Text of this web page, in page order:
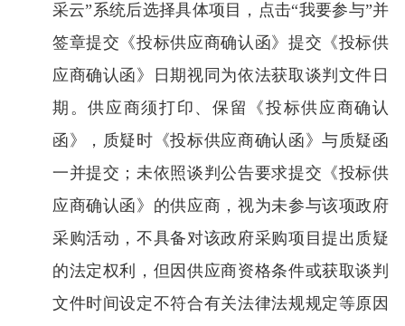
采云”系统后选择具体项目，点击“我要参与”并
签章提交《投标供应商确认函》提交《投标供
应商确认函》日期视同为依法获取谈判文件日
期。供应商须打印、保留《投标供应商确认
函》，质疑时《投标供应商确认函》与质疑函
一并提交；未依照谈判公告要求提交《投标供
应商确认函》的供应商，视为未参与该项政府
采购活动，不具备对该政府采购项目提出质疑
的法定权利，但因供应商资格条件或获取谈判
文件时间设定不符合有关法律法规规定等原因